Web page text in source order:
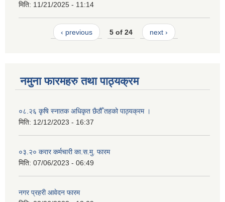
मिति: 11/21/2025 - 11:14
‹ previous 5 of 24 next ›
नमुना फारमहरु तथा पाठ्यक्रम
०८.२६ कृषि स्‍नातक अधिकृत छैठौँ तहको पाठ्यक्रम ।
मिति: 12/12/2023 - 16:37
०३.२० करार कर्मचारी का.स.मु. फारम
मिति: 07/06/2023 - 06:49
नगर प्रहरी आवेदन फारम